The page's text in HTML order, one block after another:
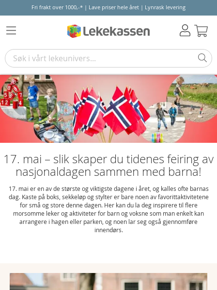
Fri frakt over 1000,-* | Lave priser hele året | Lynrask levering
17. mai – slik skaper du tidenes feiring av
nasjonaldagen sammen med barna!
17. mai er en av de største og viktigste dagene i året, og kalles ofte barnas
dag. Kaste på boks, sekkeløp og stylter er bare noen av favorittaktivitetene
for små og store denne dagen. Her kan du la deg inspirere til flere
morsomme leker og aktiviteter for barn og voksne som man enkelt kan
arrangere i hagen eller parken, og noen lar seg også gjennomføre
innendørs.